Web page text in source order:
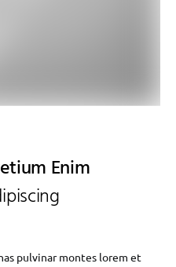
Enim
pulvinar montes lorem et